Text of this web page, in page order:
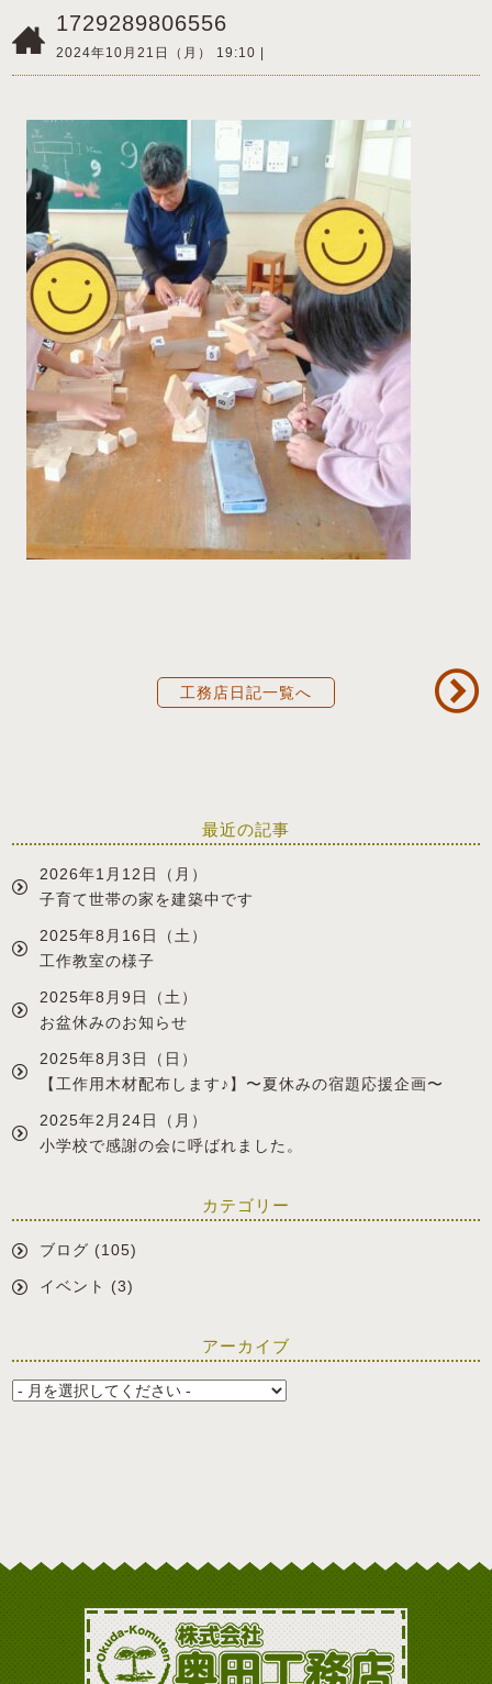
1729289806556
2024年10月21日（月） 19:10 |
工務店日記一覧へ
最近の記事
2026年1月12日（月）
子育て世帯の家を建築中です
2025年8月16日（土）
工作教室の様子
2025年8月9日（土）
お盆休みのお知らせ
2025年8月3日（日）
【工作用木材配布します♪】〜夏休みの宿題応援企画〜
2025年2月24日（月）
小学校で感謝の会に呼ばれました。
カテゴリー
ブログ (105)
イベント (3)
アーカイブ